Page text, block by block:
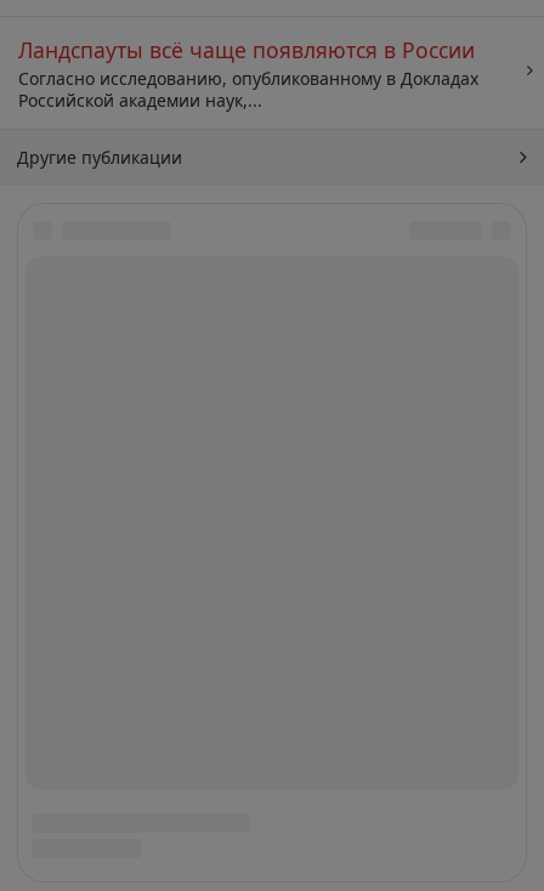
Ландспауты всё чаще появляются в России
Согласно исследованию, опубликованному в Докладах
Российской академии наук,...
Другие публикации